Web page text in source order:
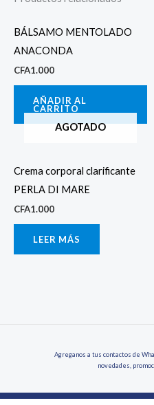
BÁLSAMO MENTOLADO
ANACONDA
CFA1.000
AÑADIR AL
CARRITO
AGOTADO
Crema corporal clarificante
PERLA DI MARE
CFA1.000
LEER MÁS
Agreganos a tus contactos de
novedades,